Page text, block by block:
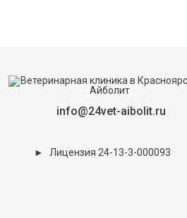
info@24vet-aibolit.ru
► Лицензия 24-13-3-000093